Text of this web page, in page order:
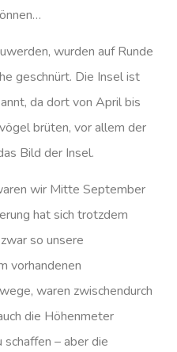
wurden auf Runde
geschnürt. Die Insel ist
da dort von April bis
brüten, vor allem der
Bild der Insel.
wir Mitte September
hat sich trotzdem
so unsere
vorhandenen
waren zwischendurch
die Höhenmeter
schaffen – aber die